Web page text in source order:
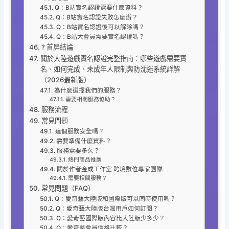
Q：B站實名認證需要什麼資料？
Q：B站實名認證失敗怎麼辦？
Q：B站實名認證後可以解除嗎？
Q：B站大會員需要實名認證嗎？
? 首屏結論
關於大陸遊戲實名認證完整指南：哪些遊戲需要實
名、如何完成、未成年人限制與防沈迷系統詳解
（2026最新版）
為什麼選擇我們的服務？
需要相關服務協助？
服務流程
常見問題
這個服務安全嗎？
需要準備什麼資料？
服務需要多久？
熱門商品推薦
關於作者金成工作室 跨境數位專家團隊
需要相關服務？
常見問題（FAQ）
Q：愛奇藝大陸版和國際版可以同時使用嗎？
Q：愛奇藝大陸版台灣用戶如何訂閱？
Q：愛奇藝國際版內容比大陸版少多少？